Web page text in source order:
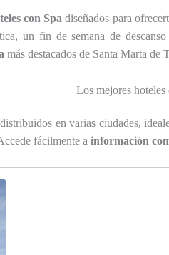
con Spa diseñados para
un fin de semana de
más destacados de Santa Marta de
Los mejores
distribuidos en varias ciudades,
fácilmente a información